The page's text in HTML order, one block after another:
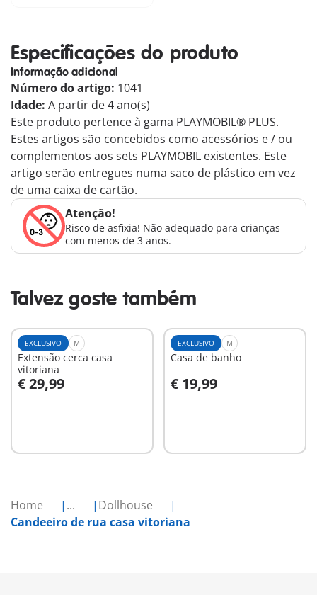
Home ...
Dollhouse
Candeeiro de rua casa vitoriana
Especificações do produto
Informação adicional
Número do artigo: 1041
Idade: A partir de 4 ano(s)
Este produto pertence à gama PLAYMOBIL® PLUS.
Estes artigos são concebidos como acessórios e / ou
complementos aos sets PLAYMOBIL existentes. Este
artigo serão entregues numa saco de plástico em vez
de uma caixa de cartão.
Atenção!
Risco de asfixia! Não adequado para crianças
com menos de 3 anos.
Talvez goste também
EXCLUSIVO M
Extensão cerca casa
vitoriana
€ 29,99
Ao carrinho
EXCLUSIVO M
Casa de banho
€ 19,99
Ao carrinho